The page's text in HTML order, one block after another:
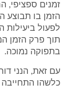
זמנים ספציפי,
הזמן בו תבוצע
לפעול ביעילות
תוך פרק הזמן
בתפוקה נמוכה.
עם זאת, הנני
כלשהו